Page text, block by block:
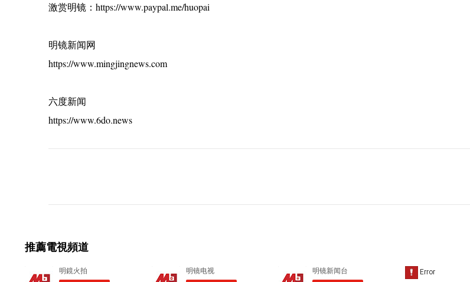
激赏明镜：https://www.paypal.me/huopai
明镜新闻网
https://www.mingjingnews.com
六度新闻
https://www.6do.news
n
推薦電視頻道